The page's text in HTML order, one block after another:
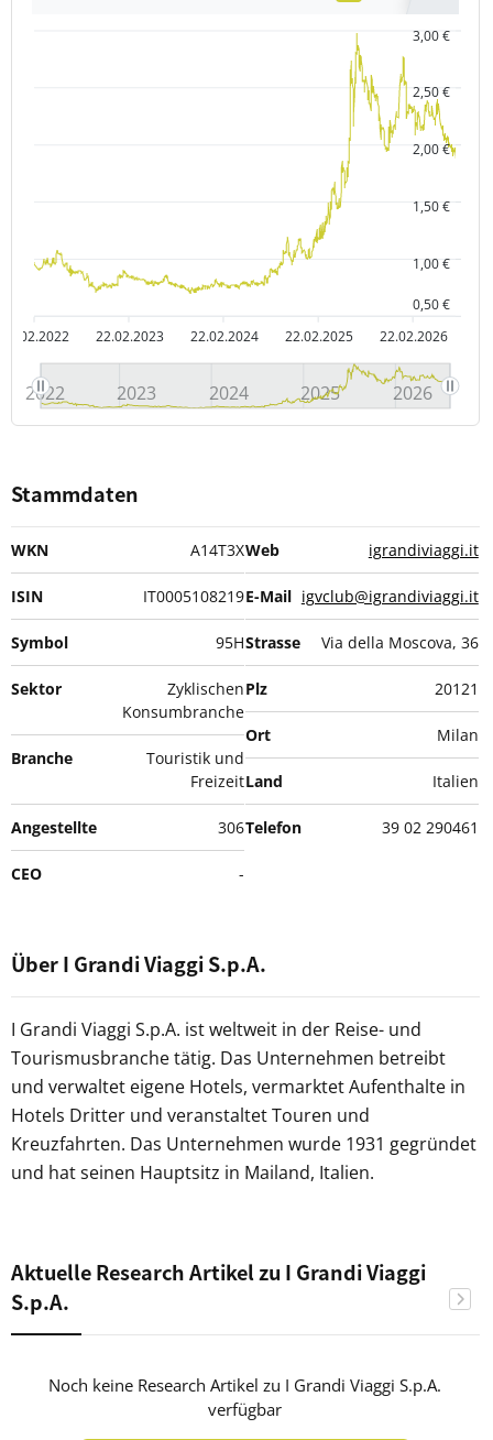
22.02.2022 22.02.2023 22.02.2024 22.02.2025 22.02.2026
0,50 €
1,00 €
1,50 €
2,00 €
2,50 €
3,00 €
2022 2023 2024 2025 2026
Stammdaten
WKN A14T3X
ISIN IT0005108219
Symbol 95H
Sektor
Zyklischen
Konsumbranche
Branche
Touristik und
Freizeit
Angestellte 306
CEO -
Web igrandiviaggi.it
E-Mail igvclub@igrandiviaggi.it
Strasse Via della Moscova, 36
Plz 20121
Ort Milan
Land Italien
Telefon 39 02 290461
Über I Grandi Viaggi S.p.A.
I Grandi Viaggi S.p.A. ist weltweit in der Reise- und
Tourismusbranche tätig. Das Unternehmen betreibt
und verwaltet eigene Hotels, vermarktet Aufenthalte in
Hotels Dritter und veranstaltet Touren und
Kreuzfahrten. Das Unternehmen wurde 1931 gegründet
und hat seinen Hauptsitz in Mailand, Italien.
Aktuelle Research Artikel zu I Grandi Viaggi
S.p.A.
Noch keine Research Artikel zu I Grandi Viaggi S.p.A.
verfügbar